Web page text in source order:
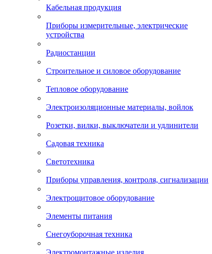
Кабельная продукция
Приборы измерительные, электрические
устройства
Радиостанции
Строительное и силовое оборудование
Тепловое оборудование
Электроизоляционные материалы, войлок
Розетки, вилки, выключатели и удлинители
Садовая техника
Светотехника
Приборы управления, контроля, сигнализации
Электрощитовое оборудование
Элементы питания
Снегоуборочная техника
Электромонтажные изделия